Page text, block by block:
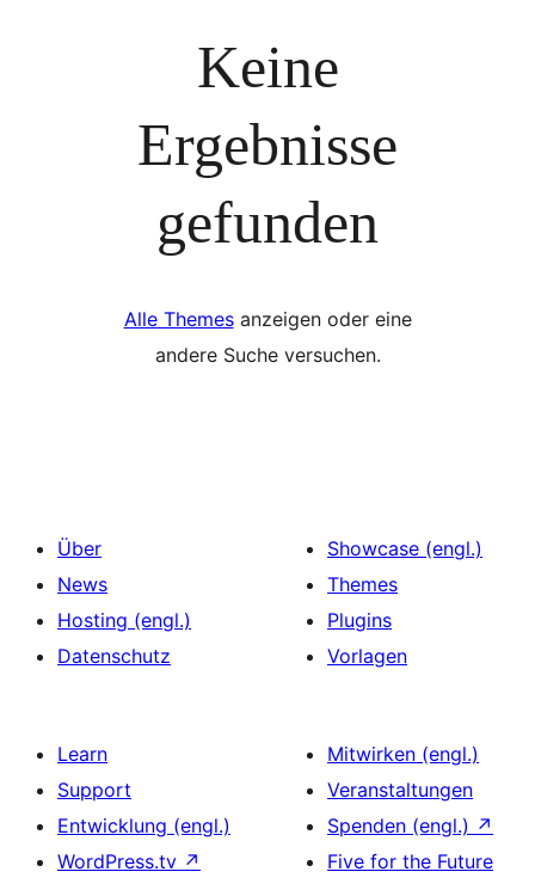
Keine
Ergebnisse
gefunden
Alle Themesanzeigen oder eine
andere Suche versuchen.
Über
News
Hosting (engl.)
Datenschutz
Showcase (engl.)
Themes
Plugins
Vorlagen
Learn
Support
Entwicklung (engl.)
WordPress.tv ↗
Mitwirken (engl.)
Veranstaltungen
Spenden (engl.) ↗
Five for the Future